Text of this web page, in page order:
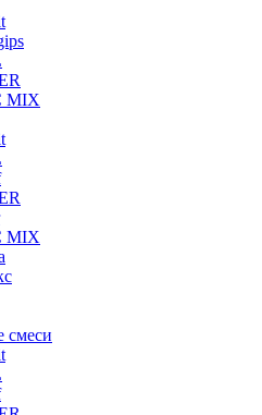
MIX
MIX
смеси